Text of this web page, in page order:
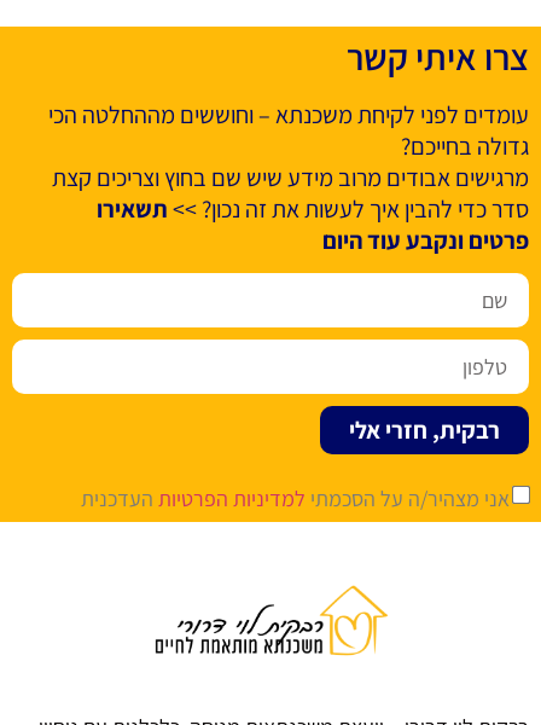
צרו איתי קשר
עומדים לפני לקיחת משכנתא – וחוששים מההחלטה הכי
גדולה בחייכם?
מרגישים אבודים מרוב מידע שיש שם בחוץ וצריכים קצת
סדר כדי להבין איך לעשות את זה נכון? >>תשאירו
פרטים ונקבע עוד היום
אני מצהיר/ה על הסכמתי למדיניות הפרטיות העדכנית
רבקית, חזרי אלי